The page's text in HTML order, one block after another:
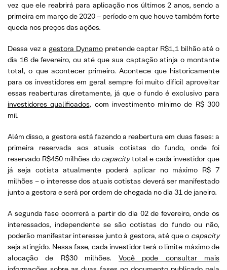
vez que ele reabrirá para aplicação nos últimos 2 anos, sendo a
primeira em março de 2020 – período em que houve também forte
queda nos preços das ações.
Dessa vez a gestora Dynamopretende captar R$1,1 bilhão até o
dia 16 de fevereiro, ou até que sua captação atinja o montante
total, o que acontecer primeiro. Acontece que historicamente
para os investidores em geral sempre foi muito difícil aproveitar
essas reaberturas diretamente, já que o fundo é exclusivo para
investidores qualificados, com investimento mínimo de R$ 300
mil.
Além disso, a gestora está fazendo a reabertura em duas fases: a
primeira reservada aos atuais cotistas do fundo, onde foi
reservado R$450 milhões do capacitytotal e cada investidor que
já seja cotista atualmente poderá aplicar no máximo R$ 7
milhões – o interesse dos atuais cotistas deverá ser manifestado
junto a gestora e será por ordem de chegada no dia 31 de janeiro.
A segunda fase ocorrerá a partir do dia 02 de fevereiro, onde os
interessados, independente se são cotistas do fundo ou não,
poderão manifestar interesse junto à gestora, até que o capacity
seja atingido. Nessa fase, cada investidor terá o limite máximo de
alocação de R$30 milhões.Você pode consultar mais